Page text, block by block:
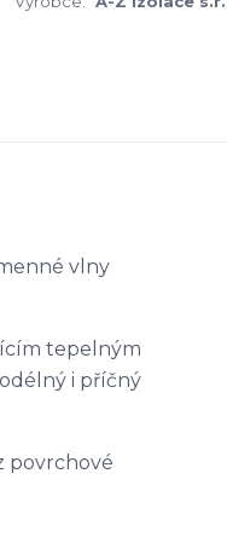
vlny
tepelným
i příčný
povrchové